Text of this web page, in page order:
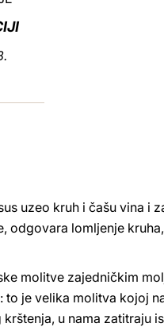
uzeo kruh i čašu vina i
odgovara lomljenje
molitve zajedničkim
je velika molitva kojoj
u nama zatitraju